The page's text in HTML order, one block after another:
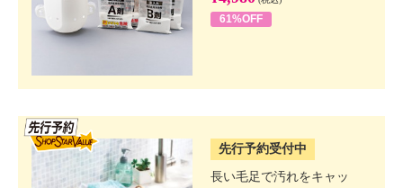
61%OFF
先行予約受付中
長い毛足で汚れをキャッ